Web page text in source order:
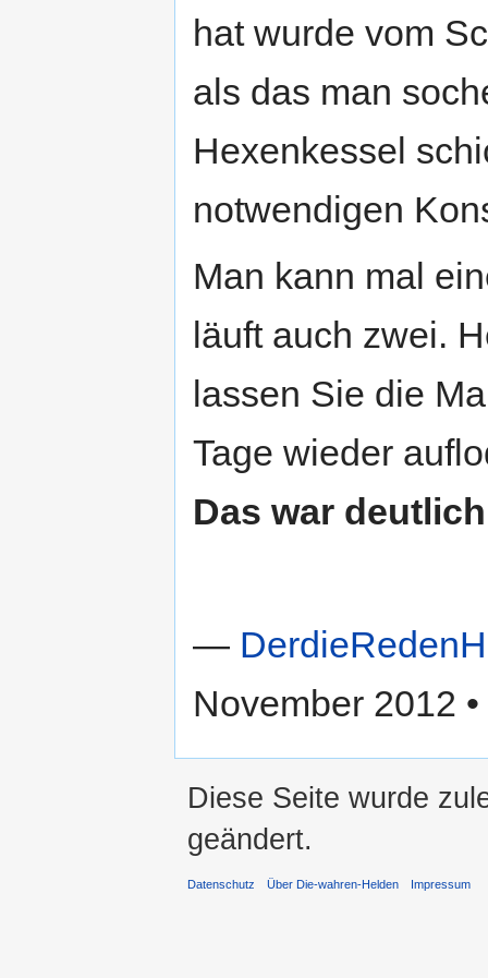
hat wurde vom
als das man
Hexenkessel
notwendigen
Man kann mal
läuft auch zwei.
lassen Sie die
Tage wieder
Das war
—
November 2012 •
Diese Seite wurde
geändert.
Datenschutz Über Die-wahren-Helden Impressum